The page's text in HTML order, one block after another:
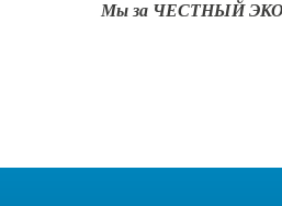
Мы за ЧЕСТНЫЙ